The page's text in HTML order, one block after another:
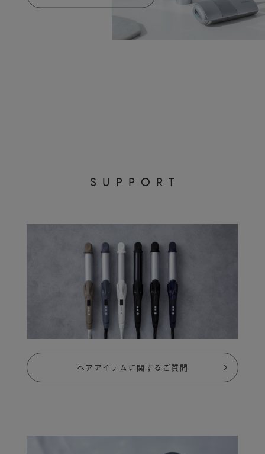
S U P P O R T
ヘアアイテムに関するご質問